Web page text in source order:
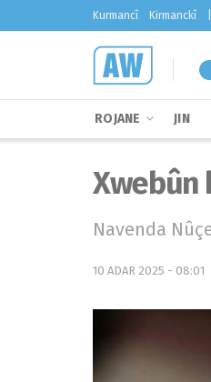
Kurmancî Kirmanckî
ROJANE JIN
Xwebûn
Navenda
10 ADAR 2025 - 08:01